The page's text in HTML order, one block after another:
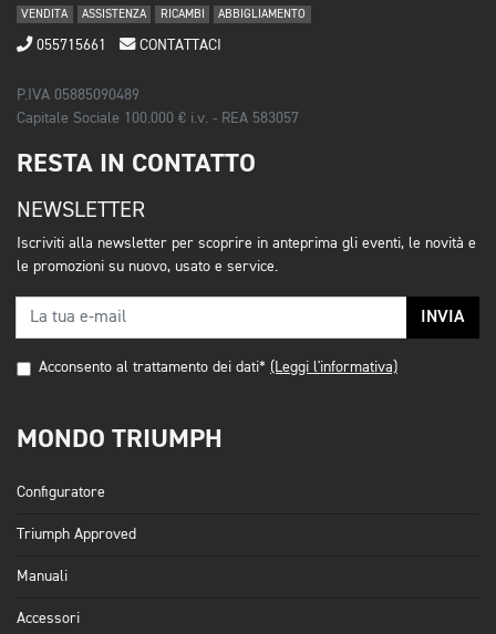
VENDITA ASSISTENZA RICAMBI ABBIGLIAMENTO
055715661 CONTATTACI
P.IVA 05885090489
Capitale Sociale 100.000 € i.v. - REA 583057
RESTA IN CONTATTO
NEWSLETTER
Iscriviti alla newsletter per scoprire in anteprima gli eventi, le novità e
le promozioni su nuovo, usato e service.
INVIA
Acconsento al trattamento dei dati* (Leggi l'informativa)
MONDO TRIUMPH
Configuratore
Triumph Approved
Manuali
Accessori